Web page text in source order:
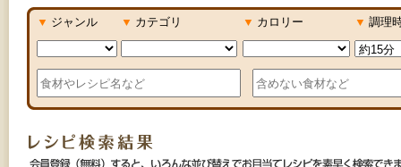
▼ ジャンル ▼ カテゴリ ▼ カロリー ▼ 調理